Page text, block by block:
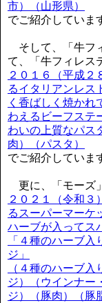
市）（山形県）
でご紹介していま
そして、「牛フ
て、「牛フィレス
２０１６（平成２
るイタリアンレス
く香ばしく焼かれ
わえるビーフステ
わいの上質なパ
肉）（パスタ）
でご紹介していま
更に、「モーズ
２０２１（令和３
るスーパーマーケ
ハーブが入ってス
「４種のハーブ
ジ」
（４種のハーブ
ジ）（ウインナー
ジ）（豚肉）（豚